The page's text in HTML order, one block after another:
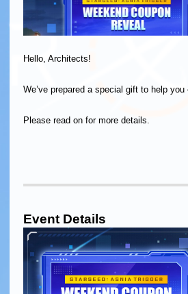
Hello, Architects!
We’ve prepared a special gift to help
Please read on for more details.
Event Details